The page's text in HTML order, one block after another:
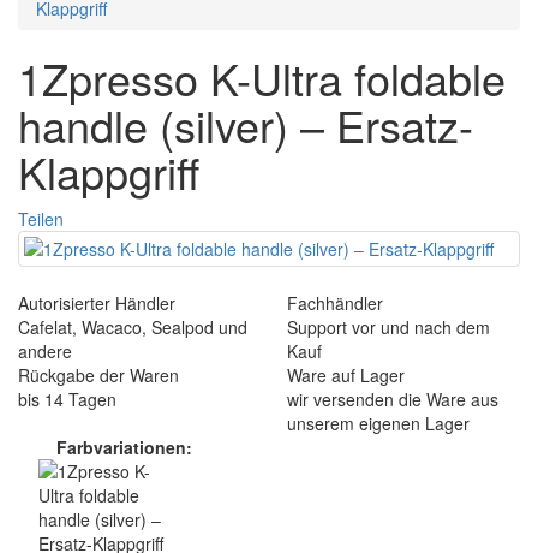
Klappgriff
1Zpresso K-Ultra foldable
handle (silver) – Ersatz-
Klappgriff
Teilen
Autorisierter Händler
Cafelat, Wacaco, Sealpod und
andere
Fachhändler
Support vor und nach dem
Kauf
Rückgabe der Waren
bis 14 Tagen
Ware auf Lager
wir versenden die Ware aus
unserem eigenen Lager
Farbvariationen: